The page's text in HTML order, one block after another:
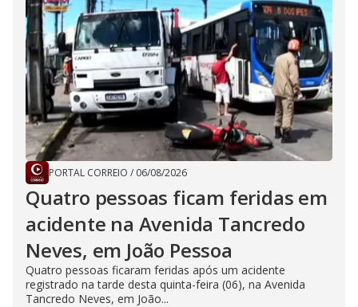
PORTAL CORREIO / 06/08/2026
Quatro pessoas ficam feridas em
acidente na Avenida Tancredo
Neves, em João Pessoa
Quatro pessoas ficaram feridas após um acidente
registrado na tarde desta quinta-feira (06), na Avenida
Tancredo Neves, em João...